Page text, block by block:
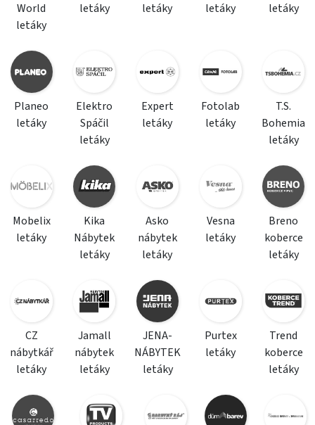
World
letáky
letáky
letáky
letáky
letáky
Planeo
letáky
Elektro
Spáčil
letáky
Expert
letáky
Fotolab
letáky
T.S.
Bohemia
letáky
Mobelix
letáky
Kika
Nábytek
letáky
Asko
nábytek
letáky
Vesna
letáky
Breno
koberce
letáky
CZ
nábytkář
letáky
Jamall
nábytek
letáky
JENA-
NÁBYTEK
letáky
Purtex
letáky
Trend
koberce
letáky